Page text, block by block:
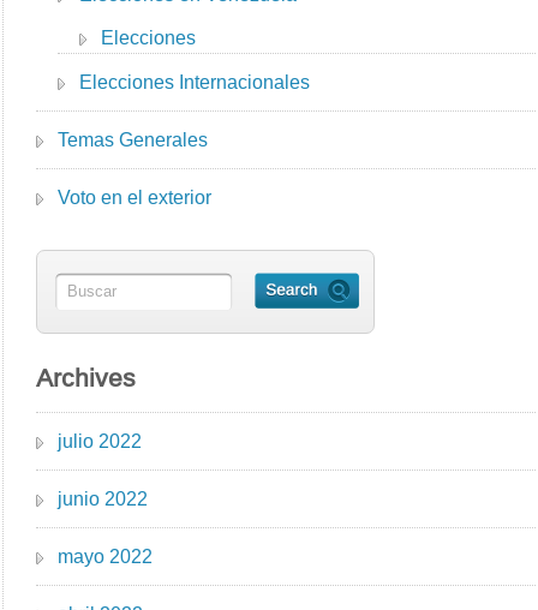
Elecciones
Elecciones Internacionales
Temas Generales
Voto en el exterior
Archives
julio 2022
junio 2022
mayo 2022